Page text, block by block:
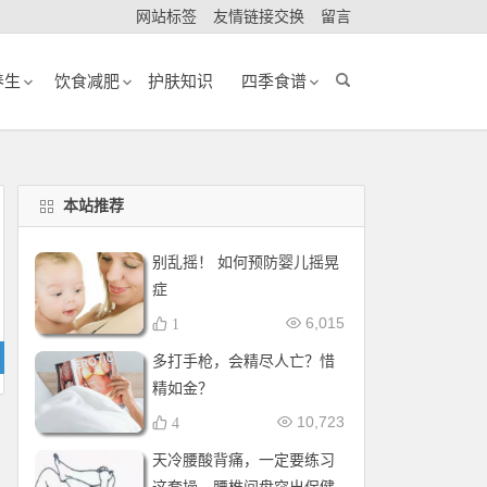
网站标签 友情链接交换 留言
生 饮食减肥 护肤知识 四季食谱
本站推荐
别乱摇！ 如何预防婴儿摇晃
症
6,015
1
多打手枪，会精尽人亡？惜
精如金？
10,723
4
天冷腰酸背痛，一定要练习